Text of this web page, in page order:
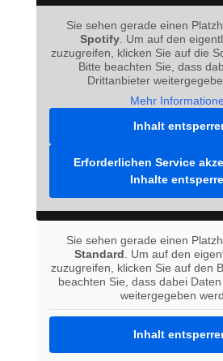
Sie sehen gerade einen
Spotify. Um auf den
zuzugreifen, klicken Sie auf die
Bitte beachten Sie, dass
Drittanbieter
Mehr
Inhalt
Erforderlichen Service
Inhalte
Sie sehen gerade einen
Standard . Um auf den
zuzugreifen, klicken Sie auf den
beachten Sie, dass dabei
weitergegeben
Inhalt